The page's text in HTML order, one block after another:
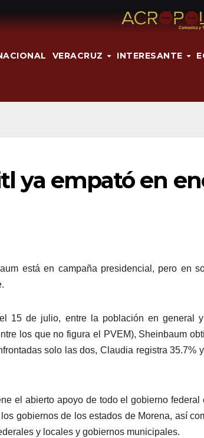
VERACRUZ INTERESANTE
ya empató en
está en campaña presidencial, pero en
15 de julio, entre la población en general
los que no figura el PVEM), Sheinbaum
solo las dos, Claudia registra 35.7%
el abierto apoyo de todo el gobierno federal
gobiernos de los estados de Morena, así
y locales y gobiernos municipales.